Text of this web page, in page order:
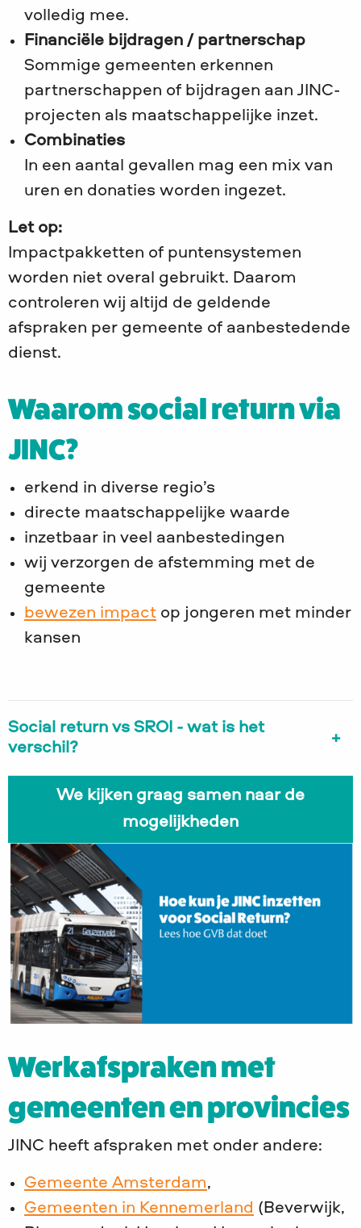
volledig mee.
Financiële bijdragen / partnerschap
Sommige gemeenten erkennen
partnerschappen of bijdragen aan JINC-
projecten als maatschappelijke inzet.
Combinaties
In een aantal gevallen mag een mix van
uren en donaties worden ingezet.
Let op:
Impactpakketten of puntensystemen
worden niet overal gebruikt. Daarom
controleren wij altijd de geldende
afspraken per gemeente of aanbestedende
dienst.
Waarom social return via
JINC?
erkend in diverse regio’s
directe maatschappelijke waarde
inzetbaar in veel aanbestedingen
wij verzorgen de afstemming met de
gemeente
bewezen impact op jongeren met minder
kansen
Social return vs SROI - wat is het
verschil?
We kijken graag samen naar de
mogelijkheden
Werkafspraken met
gemeenten en provincies
JINC heeft afspraken met onder andere:
Gemeente Amsterdam,
Gemeenten in Kennemerland (Beverwijk,